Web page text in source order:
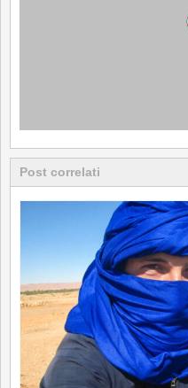
Post correlati